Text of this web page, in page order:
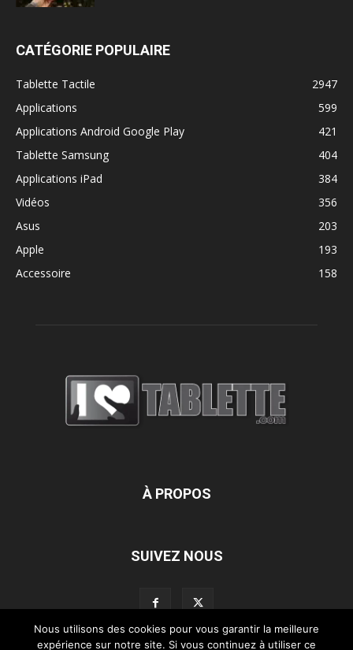
CATÉGORIE POPULAIRE
Tablette Tactile
2947
Applications
599
Applications Android Google Play
421
Tablette Samsung
404
Applications iPad
384
Vidéos
356
Asus
203
Apple
193
Accessoire
158
À PROPOS
SUIVEZ NOUS
Nous utilisons des cookies pour vous garantir la meilleure
expérience sur notre site. Si vous continuez à utiliser ce